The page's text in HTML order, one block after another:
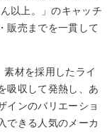
以上。」のキャッチ
販売までを一貫して
材を採用したライ
吸収して発熱し、あ
インのバリエーショ
できる人気のメーカ